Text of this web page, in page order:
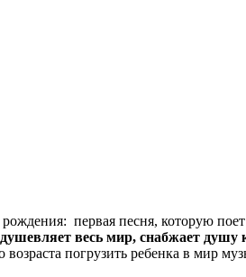
первая песня, которую
весь мир, снабжает душу
погрузить ребенка в мир